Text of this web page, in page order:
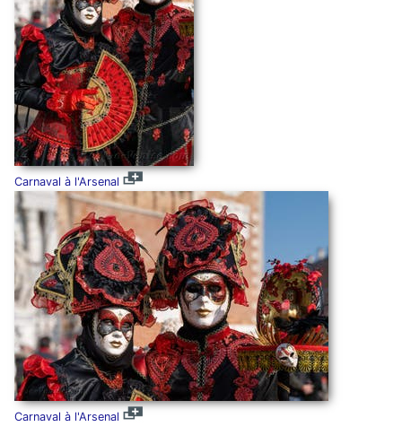
Carnaval à l'Arsenal
Carnaval à l'Arsenal